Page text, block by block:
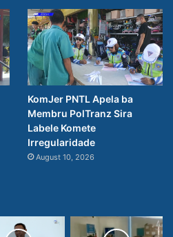
KomJer PNTL Apela ba
Membru PolTranz Sira
Labele Komete
Irregularidade
August 10, 2026